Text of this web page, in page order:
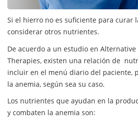
Si el hierro no es suficiente para curar
considerar otros nutrientes.
De acuerdo a un estudio en
Therapies, existen una relación de
incluir en el menú diario del paciente,
la anemia, según sea su caso.
Los nutrientes que ayudan en la
y combaten la anemia son: